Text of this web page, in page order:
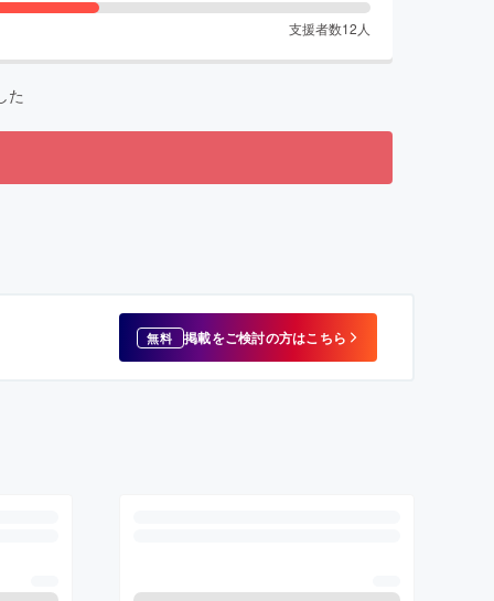
支援者数12 人
た
無料 掲載をご検討の方はこちら